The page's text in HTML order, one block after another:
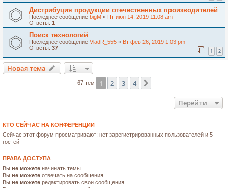
Дистрибуция продукции отечественных производителей
Последнее сообщение bigM « Пт июн 14, 2019 11:08 am
Ответы: 1
Поиск технологий
Последнее сообщение VladR_555 « Вт фев 26, 2019 1:03 pm
Ответы: 37 1 2
Новая тема
67 тем 1 2 3 4
Перейти
КТО СЕЙЧАС НА КОНФЕРЕНЦИИ
Сейчас этот форум просматривают: нет зарегистрированных пользователей и 5
гостей
ПРАВА ДОСТУПА
Вы не можете начинать темы
Вы не можете отвечать на сообщения
Вы не можете редактировать свои сообщения